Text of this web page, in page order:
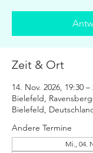
Zeit & Ort
14. Nov. 2026, 19:30 –
Bielefeld,
Bielefeld,
Andere Termine
Mi., 04.